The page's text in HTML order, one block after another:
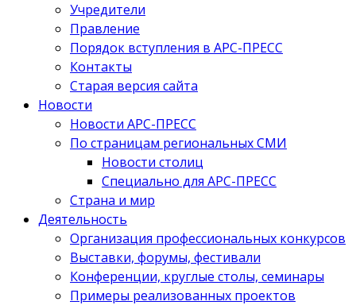
Учредители
Правление
Порядок вступления в АРС-ПРЕСС
Контакты
Старая версия сайта
Новости
Новости АРС-ПРЕСС
По страницам региональных СМИ
Новости столиц
Специально для АРС-ПРЕСС
Страна и мир
Деятельность
Организация профессиональных конкурсов
Выставки, форумы, фестивали
Конференции, круглые столы, семинары
Примеры реализованных проектов